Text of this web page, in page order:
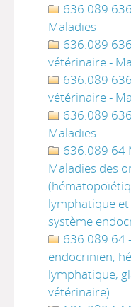
636.089
Maladies
636.089
vétérinaire -
636.089
vétérinaire -
636.089
Maladies
636.089 64
Maladies des
lymphatique
système
636.089 64
endocrinien,
lymphatique,
vétérinaire)